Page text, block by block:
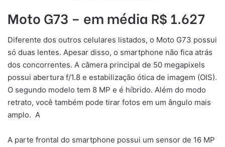
Moto G73 – em média R$ 1.627
Diferente dos outros celulares listados, o Moto G73 possui
só duas lentes. Apesar disso, o smartphone não fica atrás
dos concorrentes. A câmera principal de 50 megapixels
possui abertura f/1.8 e estabilização ótica de imagem (OIS).
O segundo modelo tem 8 MP e é híbrido. Além do modo
retrato, você também pode tirar fotos em um ângulo mais
amplo. A
A parte frontal do smartphone possui um sensor de 16 MP